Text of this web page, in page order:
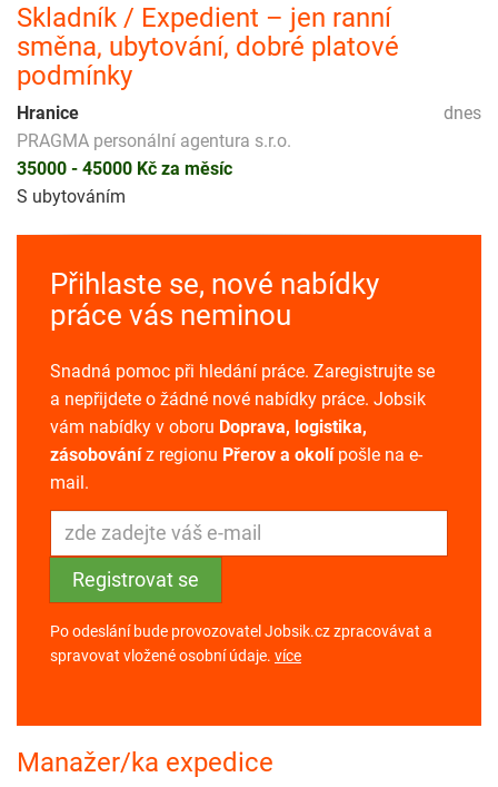
Skladník / Expedient – jen ranní
směna, ubytování, dobré platové
podmínky
dnes
Hranice
PRAGMA personální agentura s.r.o.
35000 - 45000 Kč za měsíc
S ubytováním
Přihlaste se, nové nabídky
práce vás neminou
Snadná pomoc při hledání práce. Zaregistrujte se
a nepřijdete o žádné nové nabídky práce. Jobsik
vám nabídky v oboru Doprava, logistika,
zásobováníz regionu Přerov a okolípošle na e-
mail.
Po odeslání bude provozovatel Jobsik.cz zpracovávat a
spravovat vložené osobní údaje. více
Manažer/ka expedice